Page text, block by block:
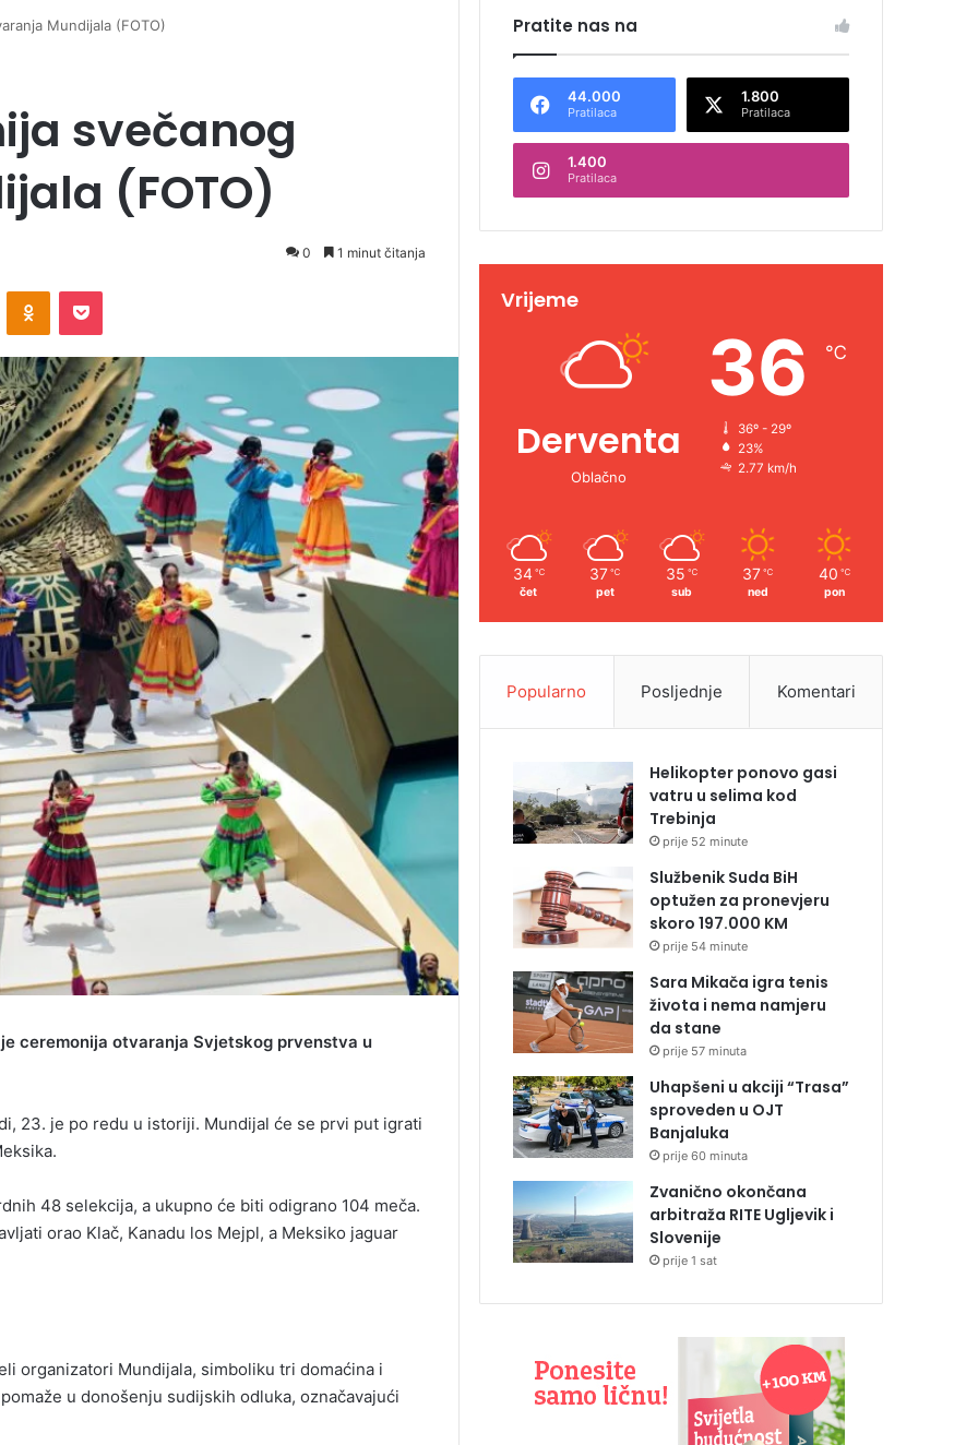
Mundijala (FOTO)
svečanog
(FOTO)
0 1 minut čitanja
ceremonija otvaranja Svjetskog prvenstva u
23. je po redu u istoriji. Mundijal će se prvi put igrati
48 selekcija, a ukupno će biti odigrano 104 meča.
orao Klač, Kanadu los Mejpl, a Meksiko jaguar
organizatori Mundijala, simboliku tri domaćina i
u donošenju sudijskih odluka, označavajući
Pratite nas na
44.000
Pratilaca
1.800
Pratilaca
1.400
Pratilaca
Vrijeme
Derventa
Oblačno
36 ℃
36º - 29º
23%
2.77 km/h
34 ℃
čet
37 ℃
pet
35 ℃
sub
37 ℃
ned
40 ℃
pon
Popularno Posljednje Komentari
Helikopter ponovo gasi
vatru u selima kod
Trebinja
prije 52 minute
Službenik Suda BiH
optužen za pronevjeru
skoro 197.000 KM
prije 54 minute
Sara Mikača igra tenis
života i nema namjeru
da stane
prije 57 minuta
Uhapšeni u akciji “Trasa”
sproveden u OJT
Banjaluka
prije 60 minuta
Zvanično okončana
arbitraža RITE Ugljevik i
Slovenije
prije 1 sat